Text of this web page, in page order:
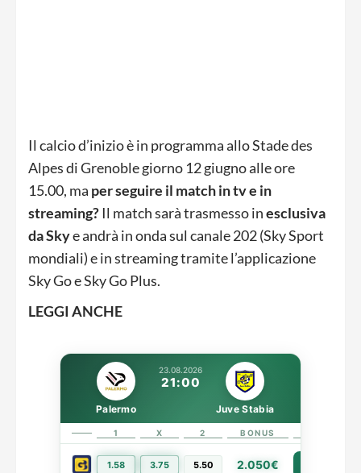
Il calcio d’inizio è in programma allo Stade des
Alpes di Grenoble giorno 12 giugno alle ore
15.00, ma per seguire il match in tv e in
streaming?Il match sarà trasmesso inesclusiva
da Skye andrà in onda sul canale 202 (Sky Sport
mondiali) e in streaming tramite l’applicazione
Sky Go e Sky Go Plus.
LEGGI ANCHE
23.08.2026
21:00
Palermo Juve Stabia
1 X 2 BONUS
1.58 3.75 5.50 2.050€